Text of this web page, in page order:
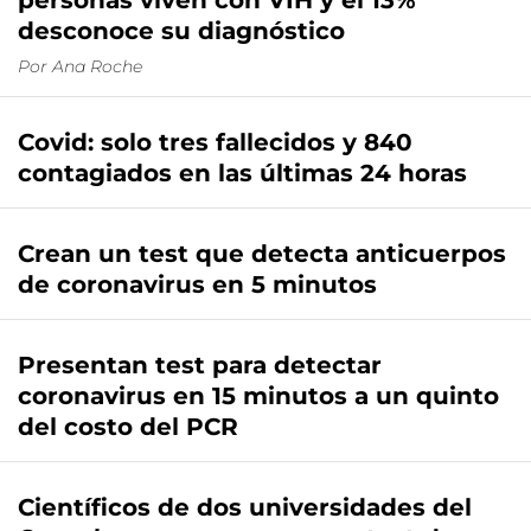
desconoce su diagnóstico
Por Ana Roche
Covid: solo tres fallecidos y 840
contagiados en las últimas 24 horas
Crean un test que detecta anticuerpos
de coronavirus en 5 minutos
Presentan test para detectar
coronavirus en 15 minutos a un quinto
del costo del PCR
Científicos de dos universidades del